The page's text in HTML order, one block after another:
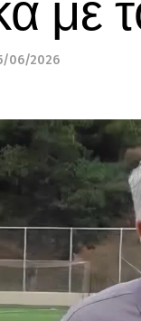
06/2026